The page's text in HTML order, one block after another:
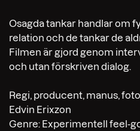
Osagda tankar handlar om
relation och de tankar de
Filmen är gjord genom
och utan förskriven dialog.
Regi, producent, manus,
Edvin Erixzon
Genre: Experimentell feel-